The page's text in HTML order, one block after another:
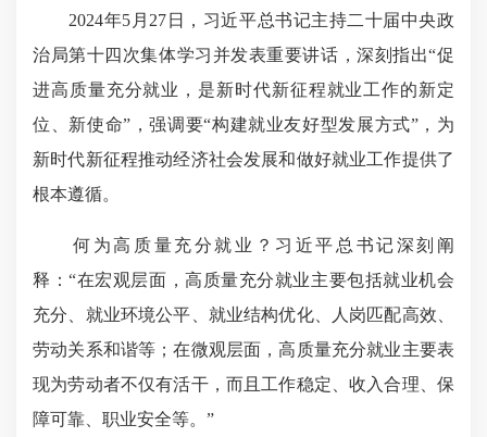
2024年5月27日，习近平总书记主持二十届中央政
治局第十四次集体学习并发表重要讲话，深刻指出“促
进高质量充分就业，是新时代新征程就业工作的新定
位、新使命”，强调要“构建就业友好型发展方式”，为
新时代新征程推动经济社会发展和做好就业工作提供了
根本遵循。
何为高质量充分就业？习近平总书记深刻阐
释：“在宏观层面，高质量充分就业主要包括就业机会
充分、就业环境公平、就业结构优化、人岗匹配高效、
劳动关系和谐等；在微观层面，高质量充分就业主要表
现为劳动者不仅有活干，而且工作稳定、收入合理、保
障可靠、职业安全等。”